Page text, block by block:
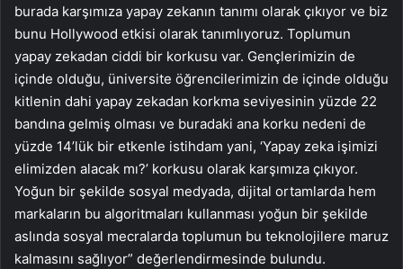
burada karşımıza yapay zekanın tanımı olarak çıkıyor ve biz
bunu Hollywood etkisi olarak tanımlıyoruz. Toplumun
yapay zekadan ciddi bir korkusu var. Gençlerimizin de
içinde olduğu, üniversite öğrencilerimizin de içinde olduğu
kitlenin dahi yapay zekadan korkma seviyesinin yüzde 22
bandına gelmiş olması ve buradaki ana korku nedeni de
yüzde 14’lük bir etkenle istihdam yani, ‘Yapay zeka işimizi
elimizden alacak mı?’ korkusu olarak karşımıza çıkıyor.
Yoğun bir şekilde sosyal medyada, dijital ortamlarda hem
markaların bu algoritmaları kullanması yoğun bir şekilde
aslında sosyal mecralarda toplumun bu teknolojilere maruz
kalmasını sağlıyor” değerlendirmesinde bulundu.